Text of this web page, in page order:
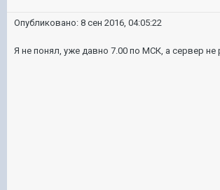
Опубликовано: 8 сен 2016, 04:05:22
Я не понял, уже давно 7.00 по МСК, а сервер не